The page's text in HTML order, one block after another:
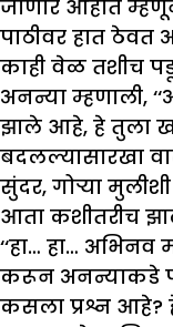
जाणार आहोत
पाठीवर हात ठेवत
काही वेळ तशीच
अनन्या म्हणाली,
झाले आहे, हे तुला
बदलल्यासारखा
सुंदर, गोऱ्या
आता कशीतरीच
‘‘हा… हा…
करून अनन्याकडे
कसला प्रश्न